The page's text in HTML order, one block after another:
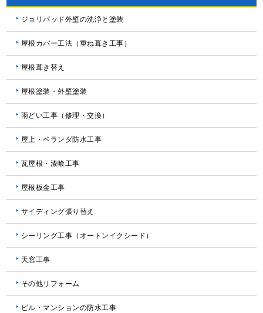
ジョリパッド外壁の洗浄と塗装
屋根カバー工法（重ね葺き工事）
屋根葺き替え
屋根塗装・外壁塗装
雨どい工事（修理・交換）
屋上・ベランダ防水工事
瓦屋根・漆喰工事
屋根板金工事
サイディング張り替え
シーリング工事（オートンイクシード）
天窓工事
その他リフォーム
ビル・マンションの防水工事